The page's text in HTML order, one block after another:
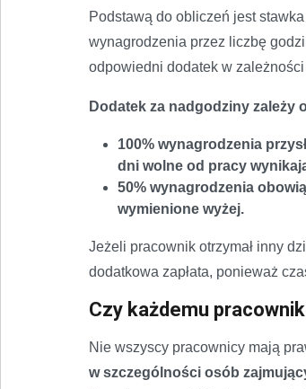
Podstawą do obliczeń jest
wynagrodzenia przez liczbę
odpowiedni dodatek w zależności
Dodatek za nadgodziny zależy
100% wynagrodzenia
dni wolne od pracy
50% wynagrodzenia
wymienione wyżej.
Jeżeli pracownik otrzymał inny
dodatkowa zapłata, ponieważ
Czy każdemu
Nie wszyscy pracownicy mają
w szczególności osób